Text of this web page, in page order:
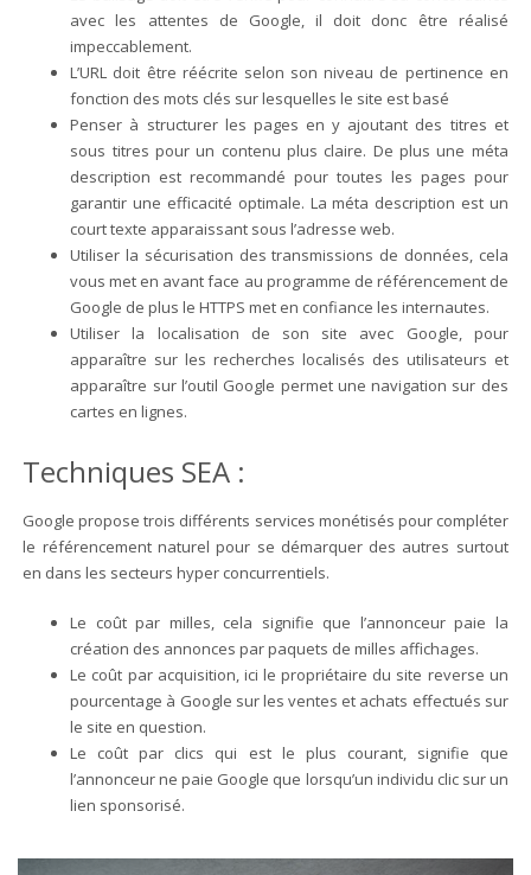
avec les attentes de Google, il doit donc être réalisé
impeccablement.
L’URL doit être réécrite selon son niveau de pertinence en
fonction des mots clés sur lesquelles le site est basé
Penser à structurer les pages en y ajoutant des titres et
sous titres pour un contenu plus claire. De plus une méta
description est recommandé pour toutes les pages pour
garantir une efficacité optimale. La méta description est un
court texte apparaissant sous l’adresse web.
Utiliser la sécurisation des transmissions de données, cela
vous met en avant face au programme de référencement de
Google de plus le HTTPS met en confiance les internautes.
Utiliser la localisation de son site avec Google, pour
apparaître sur les recherches localisés des utilisateurs et
apparaître sur l’outil Google permet une navigation sur des
cartes en lignes.
Techniques SEA :
Google propose trois différents services monétisés pour compléter
le référencement naturel pour se démarquer des autres surtout
en dans les secteurs hyper concurrentiels.
Le coût par milles, cela signifie que l’annonceur paie la
création des annonces par paquets de milles affichages.
Le coût par acquisition, ici le propriétaire du site reverse un
pourcentage à Google sur les ventes et achats effectués sur
le site en question.
Le coût par clics qui est le plus courant, signifie que
l’annonceur ne paie Google que lorsqu’un individu clic sur un
lien sponsorisé.